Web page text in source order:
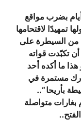
بضرب مواقع
تمهيدًا لاقتحامها
من السيطرة على
تكبّدت قواته
ما أكده أحد
مستمرة في
بأريحا “..
متواصلة